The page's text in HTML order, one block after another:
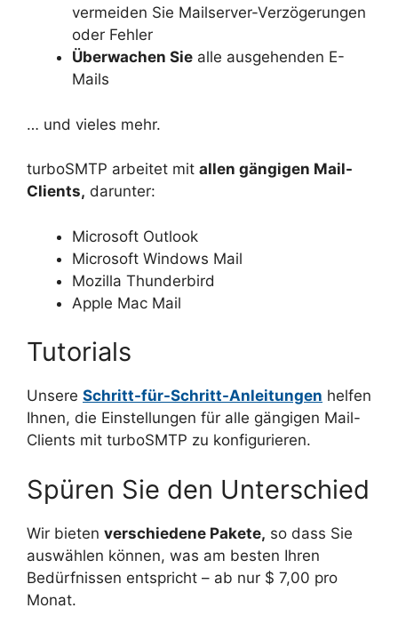
vermeiden Sie Mailserver-Verzögerungen
oder Fehler
Überwachen Sie alle ausgehenden E-
Mails
… und vieles mehr.
turboSMTP arbeitet mit allen gängigen Mail-
Clients, darunter:
Microsoft Outlook
Microsoft Windows Mail
Mozilla Thunderbird
Apple Mac Mail
Tutorials
Unsere Schritt-für-Schritt-Anleitungen helfen
Ihnen, die Einstellungen für alle gängigen Mail-
Clients mit turboSMTP zu konfigurieren.
Spüren Sie den Unterschied
Wir bieten verschiedene Pakete, so dass Sie
auswählen können, was am besten Ihren
Bedürfnissen entspricht – ab nur $ 7,00 pro
Monat.